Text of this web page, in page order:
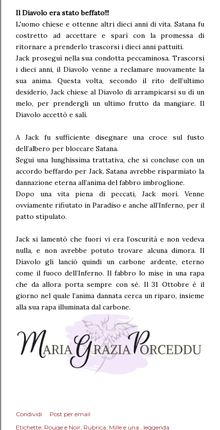
Il Diavolo era stato beffato!!!
L'uomo chiese e ottenne altri dieci anni di vita. Satana fu
costretto ad accettare e sparì con la promessa di
ritornare a prenderlo trascorsi i dieci anni pattuiti.
Jack proseguì nella sua condotta peccaminosa. Trascorsi
i dieci anni, il Diavolo venne a reclamare nuovamente la
sua anima. Questa volta, secondo il rito dell’ultimo
desiderio, Jack chiese al Diavolo di arrampicarsi su di un
melo, per prendergli un ultimo frutto da mangiare. Il
Diavolo accettò e salì.
A Jack fu sufficiente disegnare una croce sul fusto
dell’albero per bloccare Satana.
Segui una lunghissima trattativa, che si concluse con un
accordo beffardo per Jack. Satana avrebbe risparmiato la
dannazione eterna all’anima del fabbro imbroglione.
Dopo una vita piena di peccati, Jack morì. Venne
ovviamente rifiutato in Paradiso e anche all’Inferno, per il
patto stipulato.
Jack si lamentò che fuori vi era l’oscurità e non vedeva
nulla, e non avrebbe potuto trovare alcuna dimora. Il
Diavolo gli lanciò quindi un carbone ardente, eterno
come il fuoco dell’Inferno. Il fabbro lo mise in una rapa
che da allora porta sempre con sé. Il 31 Ottobre è il
giorno nel quale l’anima dannata cerca un riparo, insieme
alla sua rapa illuminata dal carbone.
Condividi
Post per email
Etichette: Rouge e Noir Rubrica: Mille e una...leggenda